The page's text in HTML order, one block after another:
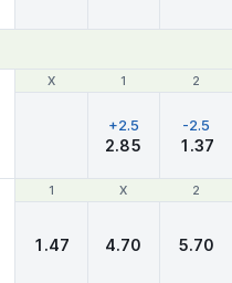
Χ 1 2
Χ 1 2
+2.5
2.85
-2.5
1.37
1 X 2
1 X 2
1.47 4.70 5.70